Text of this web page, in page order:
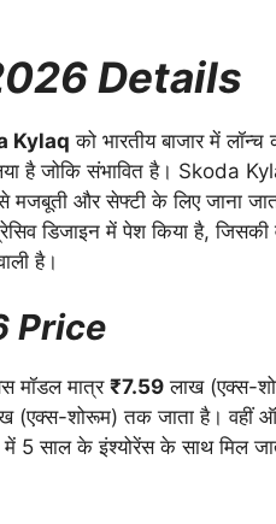
Details
Kylaq को भारतीय बाजार में लॉन्च
है जोकि संभावित है। Skoda
मजबूती और सेफ्टी के लिए जाना
डिजाइन में पेश किया है,
है।
Price
मॉडल मात्र ₹7.59लाख (एक्स-
(एक्स-शोरूम) तक जाता है। वहीं
में 5 साल के इंश्योरेंस के साथ मिल